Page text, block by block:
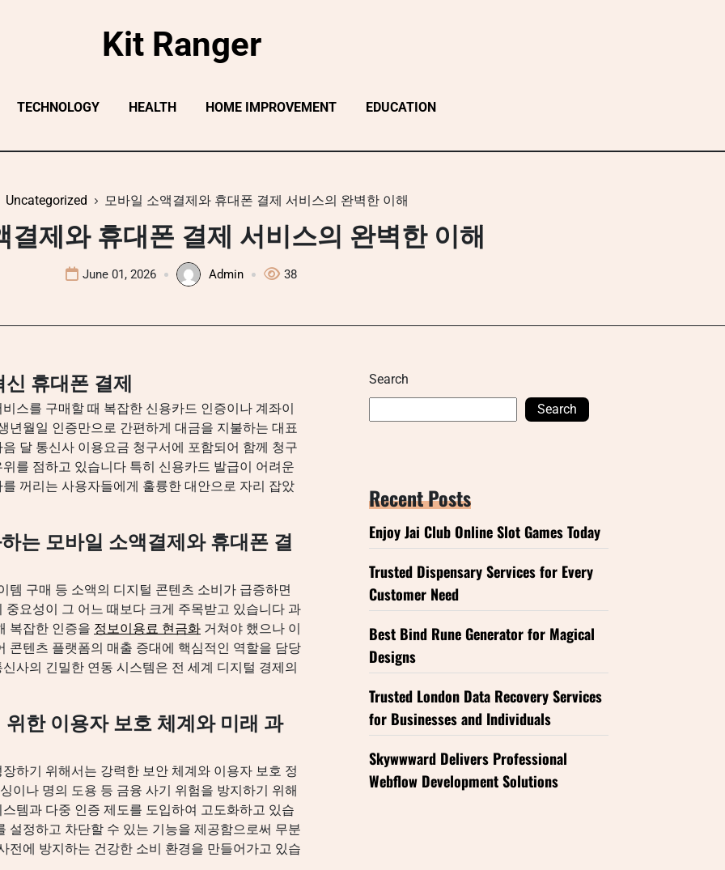
Kit Ranger
TECHNOLOGY HEALTH HOME IMPROVEMENT EDUCATION
Uncategorized 모바일 소액결제와 휴대폰 결제 서비스의 완벽한 이해
결제와 휴대폰 결제 서비스의 완벽한 이해
June 01, 2026 Admin 38
휴대폰 결제
스를 구매할 때 복잡한 신용카드 인증이나 계좌이
년월일 인증만으로 간편하게 대금을 지불하는 대표
달 통신사 이용요금 청구서에 포함되어 함께 청구
를 점하고 있습니다 특히 신용카드 발급이 어려운
꺼리는 사용자들에게 훌륭한 대안으로 자리 잡았
는 모바일 소액결제와 휴대폰 결
템 구매 등 소액의 디지털 콘텐츠 소비가 급증하면
중요성이 그 어느 때보다 크게 주목받고 있습니다 과
복잡한 인증을 정보이용료 현금화 거쳐야 했으나 이
콘텐츠 플랫폼의 매출 증대에 핵심적인 역할을 담당
사의 긴밀한 연동 시스템은 전 세계 디지털 경제의
한 이용자 보호 체계와 미래 과
하기 위해서는 강력한 보안 체계와 이용자 보호 정
이나 명의 도용 등 금융 사기 위험을 방지하기 위해
템과 다중 인증 제도를 도입하여 고도화하고 있습
설정하고 차단할 수 있는 기능을 제공함으로써 무분
전에 방지하는 건강한 소비 환경을 만들어가고 있습
Search
Search
Recent Posts
Enjoy Jai Club Online Slot Games Today
Trusted Dispensary Services for Every
Customer Need
Best Bind Rune Generator for Magical
Designs
Trusted London Data Recovery Services
for Businesses and Individuals
Skywwward Delivers Professional
Webflow Development Solutions